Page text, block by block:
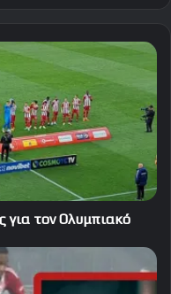
για τον Ολυμπιακό